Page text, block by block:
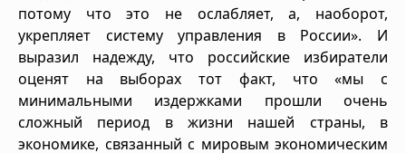
потому что это не ослабляет, а, наоборот,
укрепляет систему управления в России». И
выразил надежду, что российские избиратели
оценят на выборах тот факт, что «мы с
минимальными издержками прошли очень
сложный период в жизни нашей страны, в
экономике, связанный с мировым экономическим